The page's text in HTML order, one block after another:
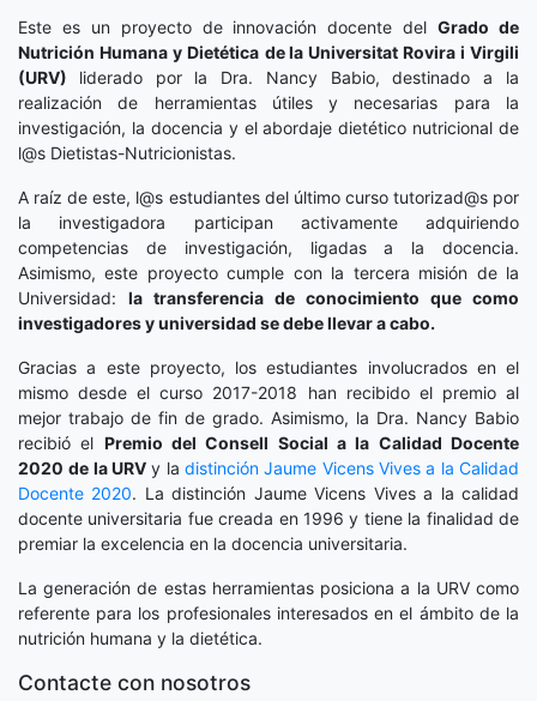
Este es un proyecto de innovación docente delGrado de
Nutrición Humana y Dietética de la Universitat Rovira i Virgili
(URV) liderado por la Dra. Nancy Babio, destinado a la
realización de herramientas útiles y necesarias para la
investigación, la docencia y el abordaje dietético nutricional de
l@s Dietistas-Nutricionistas.
A raíz de este, l@s estudiantes del último curso tutorizad@s por
la investigadora participan activamente adquiriendo
competencias de investigación, ligadas a la docencia.
Asimismo, este proyecto cumple con la tercera misión de la
Universidad: la transferencia de conocimiento que como
investigadores y universidad se debe llevar a cabo.
Gracias a este proyecto, los estudiantes involucrados en el
mismo desde el curso 2017-2018 han recibido el premio al
mejor trabajo de fin de grado. Asimismo, la Dra. Nancy Babio
recibió el Premio del Consell Social a la Calidad Docente
2020 de la URV y ladistinción Jaume Vicens Vives a la Calidad
Docente 2020. La distinción Jaume Vicens Vives a la calidad
docente universitaria fue creada en 1996 y tiene la finalidad de
premiar la excelencia en la docencia universitaria.
La generación de estas herramientas posiciona a la URV como
referente para los profesionales interesados en el ámbito de la
nutrición humana y la dietética.
Contacte con nosotros